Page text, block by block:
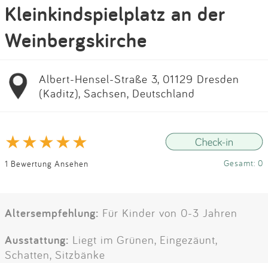
Kleinkindspielplatz an der
Weinbergskirche
Albert-Hensel-Straße 3, 01129 Dresden
(Kaditz), Sachsen, Deutschland
1 Bewertung Ansehen Gesamt: 0
Altersempfehlung: Für Kinder von 0-3 Jahren
Ausstattung: Liegt im Grünen, Eingezäunt,
Schatten, Sitzbänke